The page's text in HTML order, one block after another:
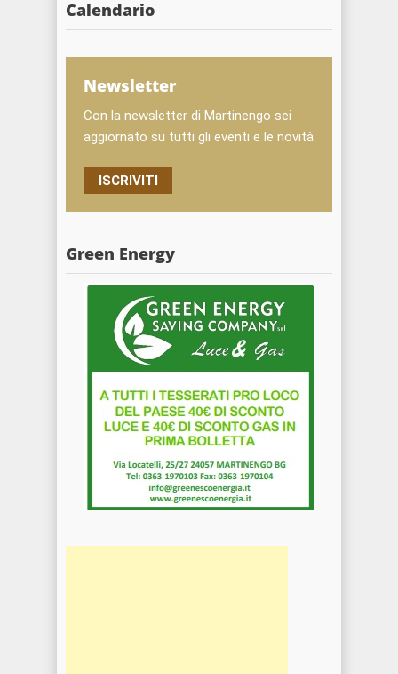
Calendario
Newsletter
Con la newsletter di Martinengo sei
aggiornato su tutti gli eventi e le novità
ISCRIVITI
Green Energy